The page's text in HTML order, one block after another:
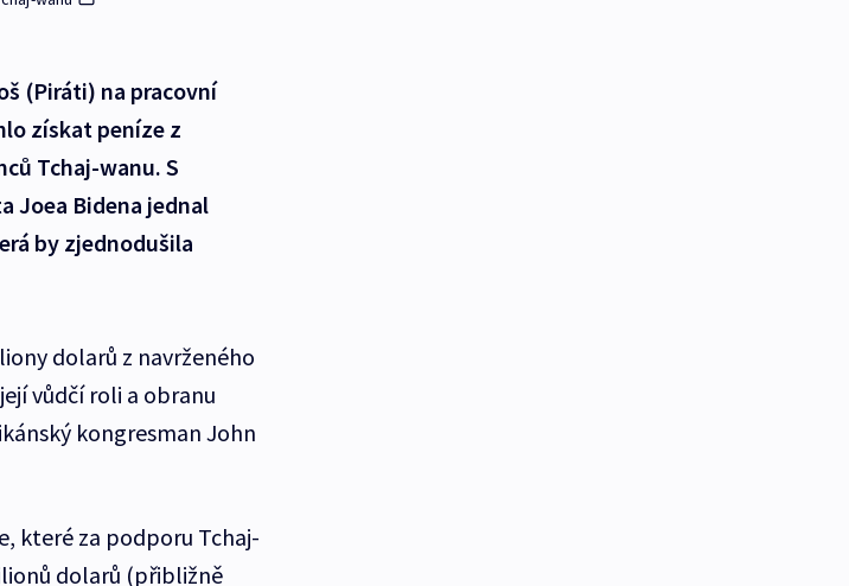
(Piráti) na pracovní
získat peníze z
Tchaj-wanu. S
Joea Bidena jednal
by zjednodušila
dolarů z navrženého
vůdčí roli a obranu
kongresman John
které za podporu Tchaj-
dolarů (přibližně